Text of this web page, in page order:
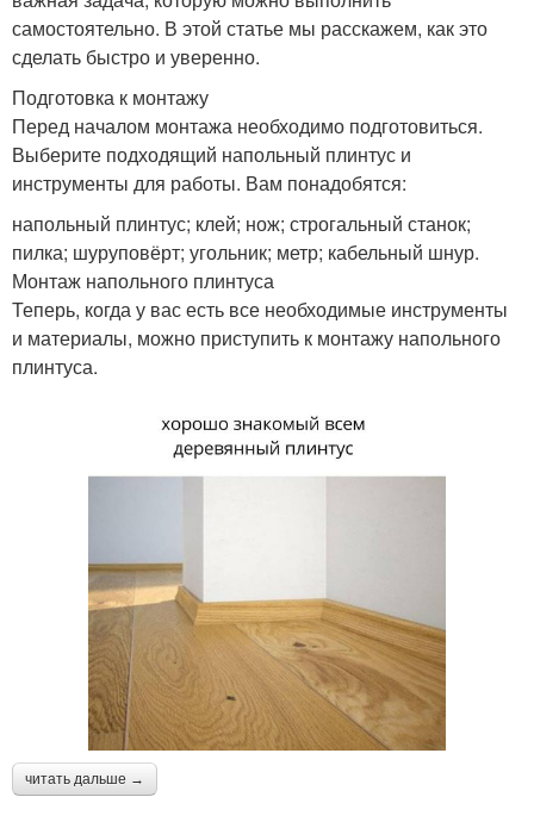
самостоятельно. В этой статье мы расскажем, как это
сделать быстро и уверенно.
Подготовка к монтажу
Перед началом монтажа необходимо подготовиться.
Выберите подходящий напольный плинтус и
инструменты для работы. Вам понадобятся:
напольный плинтус; клей; нож; строгальный станок;
пилка; шуруповёрт; угольник; метр; кабельный шнур.
Монтаж напольного плинтуса
Теперь, когда у вас есть все необходимые инструменты
и материалы, можно приступить к монтажу напольного
плинтуса.
читать дальше →